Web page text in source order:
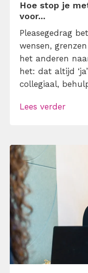
Hoe stop je
voor...
Pleasegedrag
wensen,
het anderen
het: dat altijd
collegiaal,
andermans
[…]
Lees verder